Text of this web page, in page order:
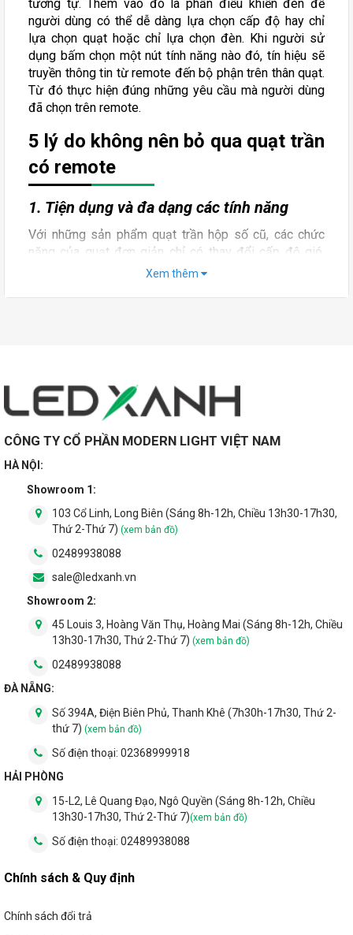
tương tự. Thêm vào đó là phần điều khiển đèn để
người dùng có thể dễ dàng lựa chọn cấp độ hay chỉ
lựa chọn quạt hoặc chỉ lựa chọn đèn. Khi người sử
dụng bấm chọn một nút tính năng nào đó, tín hiệu sẽ
truyền thông tin từ remote đến bộ phận trên thân quạt.
Từ đó thực hiện đúng những yêu cầu mà người dùng
đã chọn trên remote.
5 lý do không nên bỏ qua quạt trần
có remote
1. Tiện dụng và đa dạng các tính năng
Với những sản phẩm quạt trần hộp số cũ, các chức
năng của quạt đơn giản chỉ có thay đổi cấp độ gió.
Tuy nhiên, với các dòngquạt trần có remote
quá trình bật tắt, tăng giảm cấp độ gió.
2. Thiết kế sang trọng, hiện đại
Các dòngquạt trần có remoteđều sở hữu những
kiểu dáng thiết kế bắt mắt với chất liệu tốt. Quạt trần là
và phù hợp với nhiều phong cách thiết kế khác nhau.
Quạt trần có remote được lắp ở phòng khách, phòng
ngủ, phòng bếp hay văn phòng, giúp không gian trở
trần đèn có remote, ngoài khả năng làm mát thì chúng
đẳng cấp của không gian.
Xem thêm
CÔNG TY CỔ PHẦN MODERN LIGHT VIỆT NAM
HÀ NỘI:
Showroom 1:
103 Cổ Linh, Long Biên (Sáng 8h-12h, Chiều 13h30-17h30,
Thứ 2-Thứ 7) (xem bản đồ)
02489938088
sale@ledxanh.vn
Showroom 2:
45 Louis 3, Hoàng Văn Thụ, Hoàng Mai (Sáng 8h-12h, Chiều
13h30-17h30, Thứ 2-Thứ 7) (xem bản đồ)
02489938088
ĐÀ NẴNG:
Số 394A, Điện Biên Phủ, Thanh Khê (7h30h-17h30, Thứ 2-
thứ 7) (xem bản đồ)
Số điện thoại: 02368999918
HẢI PHÒNG
15-L2, Lê Quang Đạo, Ngô Quyền (Sáng 8h-12h, Chiều
13h30-17h30, Thứ 2-Thứ 7)(xem bản đồ)
Số điện thoại: 02489938088
Chính sách & Quy định
Chính sách đổi trả